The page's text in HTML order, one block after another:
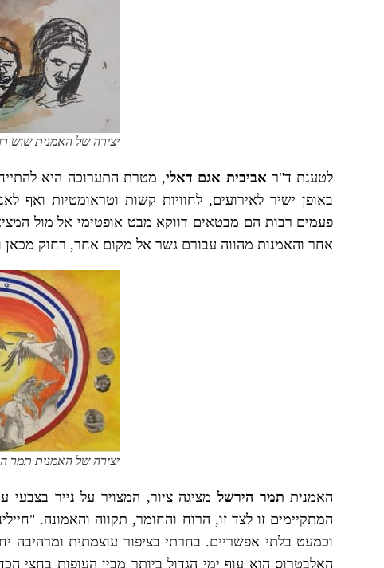
יצירה של האמנית שוש
לטענת ד"ר אביבית אגם דאלי, מטרת התערוכה היא
באופן ישיר לאירועים, לחוויות קשות וטראומטיות ואף
פעמים רבות הם מבטאים דווקא מבט אופטימי אל מול
אחר והאמנות מהווה עבורם גשר אל מקום אחר, רחוק מכאן
יצירה של האמנית תמר
האמנית תמר הירשלמציגה ציור, המצויר על נייר בצבעי
המתקיימים זו לצד זו, הרוח והחומר, תקווה והאמונה.
וכמעט בלתי אפשריים. בחרתי בציפור עוצמתית ומרהיבה
האלבטרוס הוא עוף ימי הגדול ביותר מבין העופות בחצי